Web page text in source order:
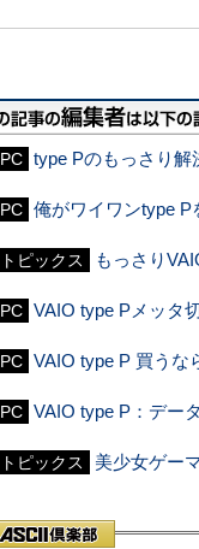
PC type Pのもっさり解
PC 俺がワイワンtype P
トピックス もっさり
PC VAIO type Pメッタ
PC VAIO type P 買うな
PC VAIO type P：デー
トピックス 美少女ゲー